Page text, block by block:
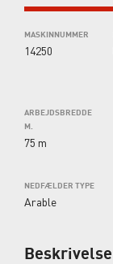
MASKINNUMMER
14250
ARBEJDSBREDDE
M.
75 m
NEDFÆLDER TYPE
Arable
Beskrivelse